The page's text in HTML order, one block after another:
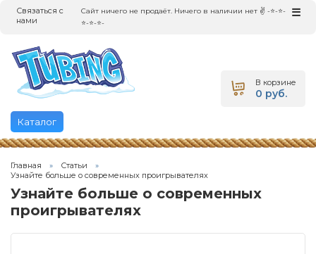
Связаться с
нами
Сайт ничего не продаёт. Ничего в наличии нет ✌ -⭐-⭐-
⭐-⭐-⭐-
☰
Каталог
В корзине
0 руб.
Главная
Статьи
Узнайте больше о современных проигрывателях
Узнайте больше о современных
проигрывателях